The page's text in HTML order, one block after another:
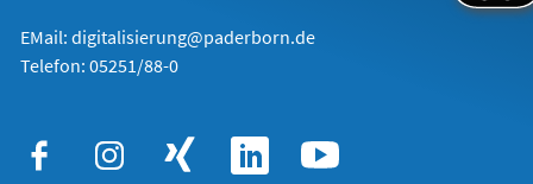
EMail: digitalisierung@paderborn.de
Telefon: 05251/88-0